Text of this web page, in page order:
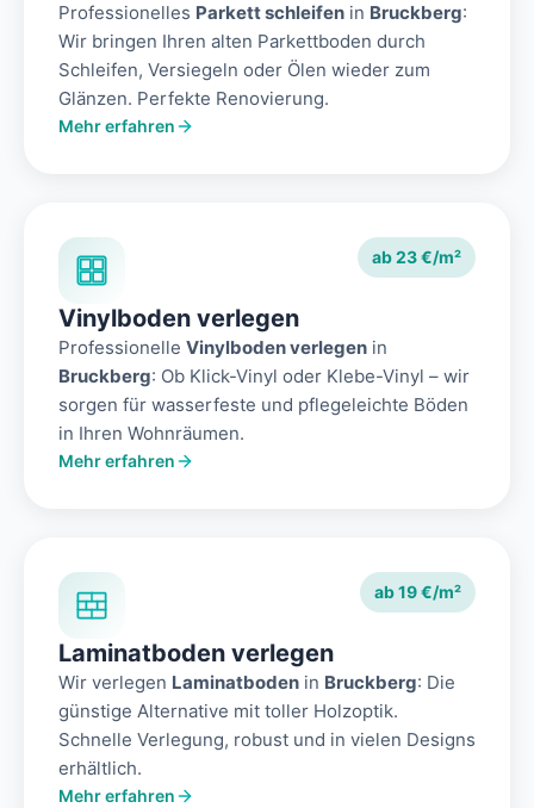
Professionelles Parkett schleifen in Bruckberg:
Wir bringen Ihren alten Parkettboden durch
Schleifen, Versiegeln oder Ölen wieder zum
Glänzen. Perfekte Renovierung.
Mehr erfahren
ab 23 €/m²
Vinylboden verlegen
Professionelle Vinylboden verlegen in
Bruckberg: Ob Klick-Vinyl oder Klebe-Vinyl – wir
sorgen für wasserfeste und pflegeleichte Böden
in Ihren Wohnräumen.
Mehr erfahren
ab 19 €/m²
Laminatboden verlegen
Wir verlegen Laminatboden in Bruckberg: Die
günstige Alternative mit toller Holzoptik.
Schnelle Verlegung, robust und in vielen Designs
erhältlich.
Mehr erfahren